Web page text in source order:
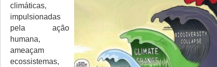
climáticas,
impulsionadas
pela ação
humana,
ameaçam
ecossistemas,